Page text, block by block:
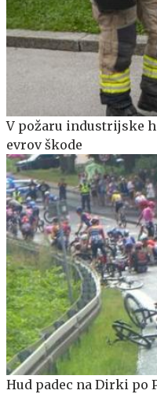
V požaru industrijske
evrov škode
Hud padec na Dirki po